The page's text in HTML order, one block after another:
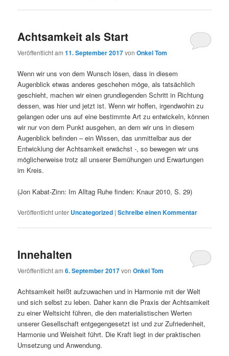
Achtsamkeit als Start
Veröffentlicht am11. September 2017vonOnkel Tom
Wenn wir uns von dem Wunsch lösen, dass in diesem
Augenblick etwas anderes geschehen möge, als tatsächlich
geschieht, machen wir einen grundlegenden Schritt in Richtung
dessen, was hier und jetzt ist. Wenn wir hoffen, irgendwohin zu
gelangen oder uns auf eine bestimmte Art zu entwickeln, können
wir nur von dem Punkt ausgehen, an dem wir uns in diesem
Augenblick befinden – ein Wissen, das unmittelbar aus der
Entwicklung der Achtsamkeit erwächst -, so bewegen wir uns
möglicherweise trotz all unserer Bemühungen und Erwartungen
im Kreis.
(Jon Kabat-Zinn: Im Alltag Ruhe finden: Knaur 2010, S. 29)
Veröffentlicht unter Uncategorized |Schreibe einen Kommentar
Innehalten
Veröffentlicht am6. September 2017vonOnkel Tom
Achtsamkeit heißt aufzuwachen und in Harmonie mit der Welt
und sich selbst zu leben. Daher kann die Praxis der Achtsamkeit
zu einer Weltsicht führen, die den materialistischen Werten
unserer Gesellschaft entgegengesetzt ist und zur Zufriedenheit,
Harmonie und Weisheit führt. Die Kraft liegt in der praktischen
Umsetzung und Anwendung.